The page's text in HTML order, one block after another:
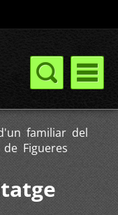
familiar del
Figueres